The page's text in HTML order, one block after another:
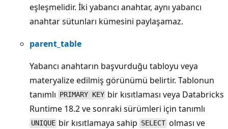
eşleşmelidir. İki yabancı anahtar, aynı yabancı
anahtar sütunları kümesini paylaşamaz.
parent_table
Yabancı anahtarın başvurduğu tabloyu veya
materyalize edilmiş görünümü belirtir. Tablonun
tanımlı PRIMARY KEY bir kısıtlaması veya Databricks
Runtime 18.2 ve sonraki sürümleri için tanımlı
UNIQUE bir kısıtlamaya sahip SELECT olması ve